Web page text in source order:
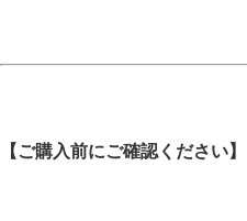
【ご購入前にご確認ください】